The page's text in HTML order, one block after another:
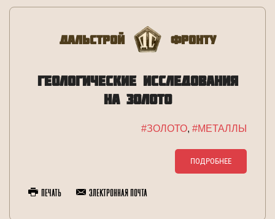
Дальстрой Фронту
ГЕОЛОГИЧЕСКИЕ ИССЛЕДОВАНИЯ
НА ЗОЛОТО
#ЗОЛОТО, #МЕТАЛЛЫ
ПОДРОБНЕЕ
Печать Электронная почта